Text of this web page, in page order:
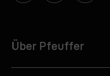
Über Pfeuffer